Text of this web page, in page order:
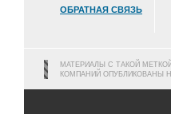
ОБРАТНАЯ СВЯЗЬ
МАТЕРИАЛЫ С ТАКОЙ
КОМПАНИЙ ОПУБЛИКОВАНЫ